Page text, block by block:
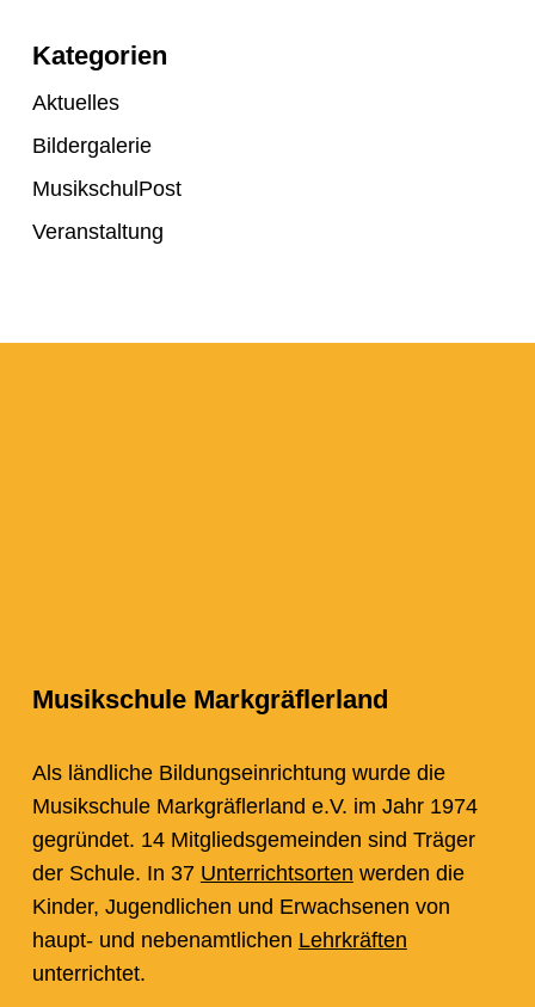
Kategorien
Aktuelles
Bildergalerie
MusikschulPost
Veranstaltung
Musikschule Markgräflerland
Als ländliche Bildungseinrichtung wurde die
Musikschule Markgräflerland e.V. im Jahr 1974
gegründet. 14 Mitgliedsgemeinden sind Träger
der Schule. In 37 Unterrichtsorten werden die
Kinder, Jugendlichen und Erwachsenen von
haupt- und nebenamtlichen Lehrkräften
unterrichtet.